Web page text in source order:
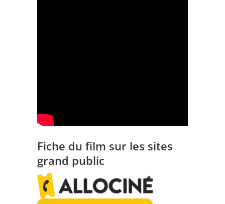
Fiche du film sur les sites
grand public